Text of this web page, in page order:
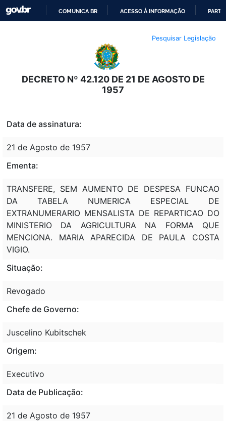
O
CONTEÚDO
COMUNICA BR ACESSO À INFORMAÇÃO
Pesquisar Legislação
DECRETO Nº 42.120 DE 21 DE AGOSTO DE
1957
Data de assinatura:
21 de Agosto de 1957
Ementa:
TRANSFERE, SEM AUMENTO DE DESPESA FUNCAO
DA TABELA NUMERICA ESPECIAL DE
EXTRANUMERARIO MENSALISTA DE REPARTICAO DO
MINISTERIO DA AGRICULTURA NA FORMA QUE
MENCIONA. MARIA APARECIDA DE PAULA COSTA
VIGIO.
Situação:
Revogado
Chefe de Governo:
Juscelino Kubitschek
Origem:
Executivo
Data de Publicação:
21 de Agosto de 1957